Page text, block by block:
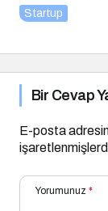
İstiyor
Startup
Bir Cevap
E-posta
Yorumunuz *